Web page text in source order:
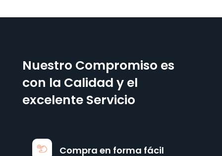
Nuestro Compromiso es
con la Calidad y el
excelente Servicio
Compra en forma fácil